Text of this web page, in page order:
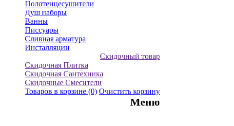
Полотенцесушители
Душ наборы
Ванны
Писсуары
Сливная арматура
Инсталляции
Скидочный товар
Скидочная Плитка
Скидочная Сантехника
Скидочные Смесители
Товаров в корзине (0) Очистить корзину
Меню